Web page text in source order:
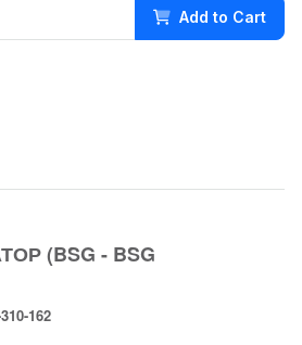
Add to Cart
(BSG - BSG
162